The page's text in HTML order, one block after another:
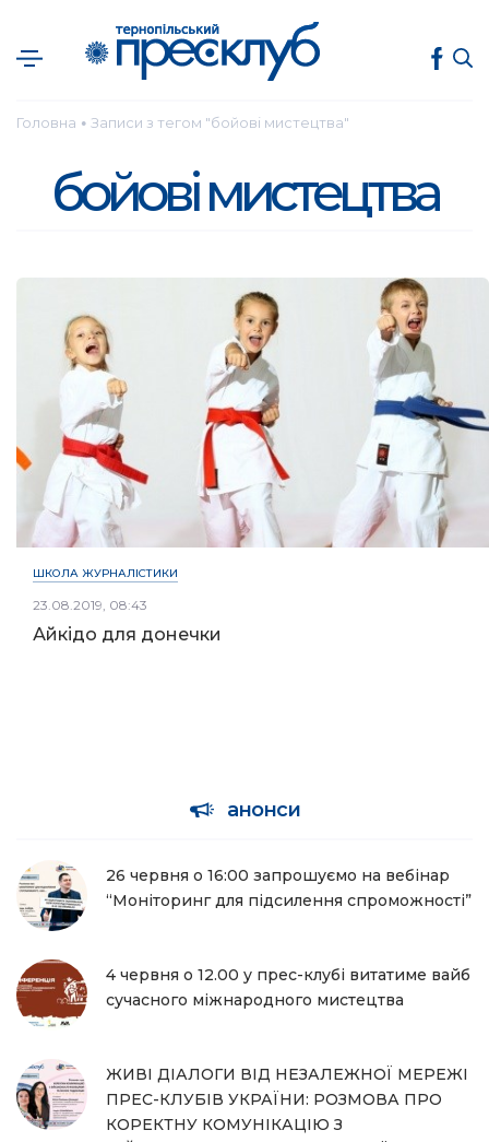
Головна ● Записи з тегом "бойові мистецтва"
бойові мистецтва
ШКОЛА ЖУРНАЛІСТИКИ
23.08.2019, 08:43
Айкідо для донечки
анонси
26 червня о 16:00 запрошуємо на вебінар
“Моніторинг для підсилення спроможності”
4 червня о 12.00 у прес-клубі витатиме вайб
сучасного міжнародного мистецтва
ЖИВІ ДІАЛОГИ ВІД НЕЗАЛЕЖНОЇ МЕРЕЖІ
ПРЕС-КЛУБІВ УКРАЇНИ: РОЗМОВА ПРО
КОРЕКТНУ КОМУНІКАЦІЮ З